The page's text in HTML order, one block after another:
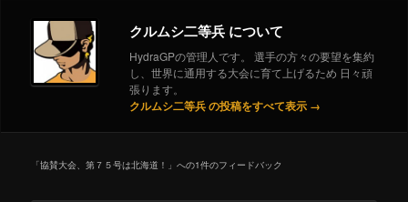
クルムシ二等兵 について
HydraGPの管理人です。 選手の方々の要望を集約
し、世界に通用する大会に育て上げるため 日々頑
張ります。
クルムシ二等兵 の投稿をすべて表示 →
「協賛大会、第７５号は北海道！ 」への1件のフィードバック